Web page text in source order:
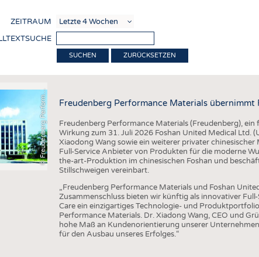
ZEITRAUM
ZURÜCKSETZEN
©
F
r
e
u
d
e
n
b
e
r
g
P
e
r
f
o
r
m
a
n
c
e
M
a
t
e
r
i
a
l
s
Freudenberg Performance Materials übernimmt
Freudenberg Performance Materials (Freudenberg),
Wirkung zum 31. Juli 2026 Foshan United Medical Ltd.
Xiaodong Wang sowie ein weiterer privater
Full-Service Anbieter von Produkten für die moderne
the-art-Produktion im chinesischen Foshan und
Stillschweigen vereinbart.
„Freudenberg Performance Materials und Foshan
Zusammenschluss bieten wir künftig als innovativer
Care ein einzigartiges Technologie- und
Performance Materials. Dr. Xiadong Wang, CEO und
hohe Maß an Kundenorientierung unserer
für den Ausbau unseres Erfolges.“